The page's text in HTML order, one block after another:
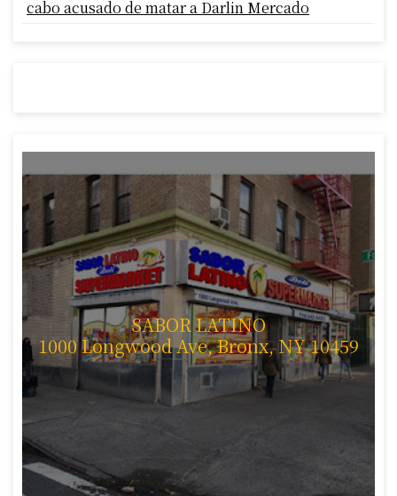
cabo acusado de matar a Darlin Mercado
SABOR LATINO
1000 Longwood Ave, Bronx, NY 10459